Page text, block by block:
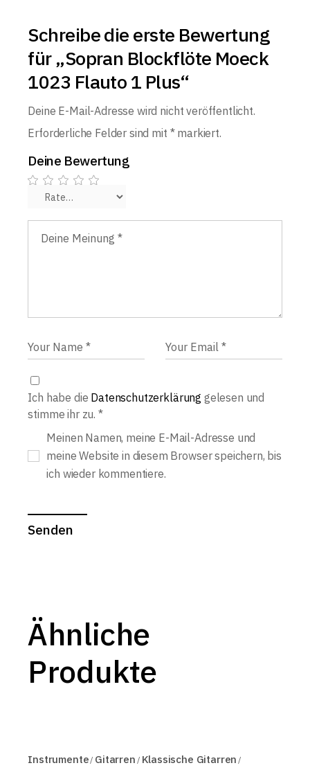
Schreibe die erste Bewertung
für „Sopran Blockflöte Moeck
1023 Flauto 1 Plus“
Deine E-Mail-Adresse wird nicht veröffentlicht.
Erforderliche Felder sind mit *markiert.
Deine Bewertung
Ich habe die Datenschutzerklärung gelesen und
stimme ihr zu. *
Meinen Namen, meine E-Mail-Adresse und
meine Website in diesem Browser speichern, bis
ich wieder kommentiere.
Senden
Ähnliche
Produkte
Instrumente Gitarren Klassische Gitarren